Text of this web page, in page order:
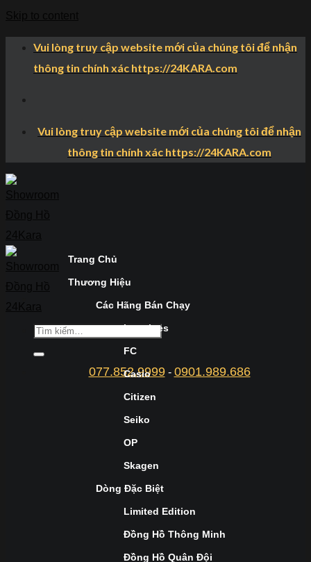
Vui lòng truy cập website mới của chúng tôi để nhận
thông tin chính xác https://24KARA.com
Vui lòng truy cập website mới của chúng tôi để nhận
thông tin chính xác https://24KARA.com
077.852.9999- 0901.989.686
Trang Chủ
Thương Hiệu
Các Hãng Bán Chạy
Longines
FC
Casio
Citizen
Seiko
OP
Skagen
Dòng Đặc Biệt
Limited Edition
Đồng Hồ Thông Minh
Đồng Hồ Quân Đội